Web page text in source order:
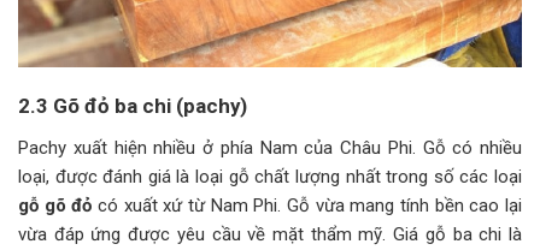
2.3 Gõ đỏ ba chi (pachy)
Pachy xuất hiện nhiều ở phía Nam của Châu Phi. Gỗ có nhiều
loại, được đánh giá là loại gỗ chất lượng nhất trong số các loại
gỗ gõ đỏ có xuất xứ từ Nam Phi. Gỗ vừa mang tính bền cao lại
vừa đáp ứng được yêu cầu về mặt thẩm mỹ. Giá gỗ ba chi là